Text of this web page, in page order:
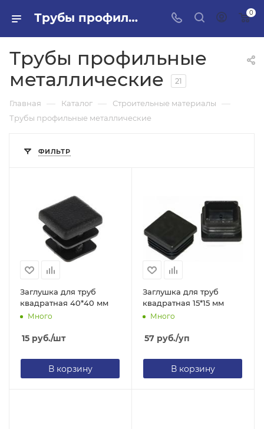
Трубы профильные металлические в ПИЛОН — купить стройматериалы в интернет-магазине ПИЛОН с доставкой оптом и в розницу 0
Трубы профильные
металлические
21
Главная — Каталог — Строительные материалы —
Трубы профильные металлические
ФИЛЬТР
Заглушка для труб
квадратная 40*40 мм
Много
15 руб./шт
В корзину
Заглушка для труб
квадратная 15*15 мм
Много
57 руб./уп
В корзину